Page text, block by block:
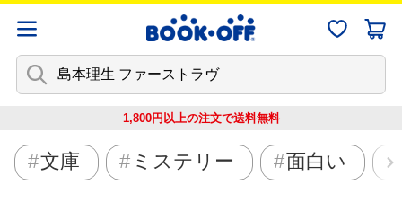
1,800円以上の注文で送料無料
文庫 ミステリー 面白い